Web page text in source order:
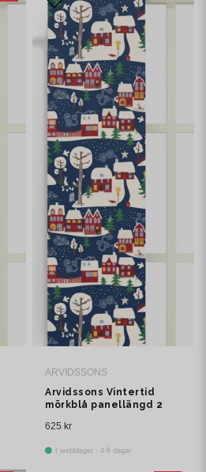
ARVIDSSONS
Arvidssons Vintertid
mörkblå panellängd 2
625 kr
I webblager - 4-8 dagar